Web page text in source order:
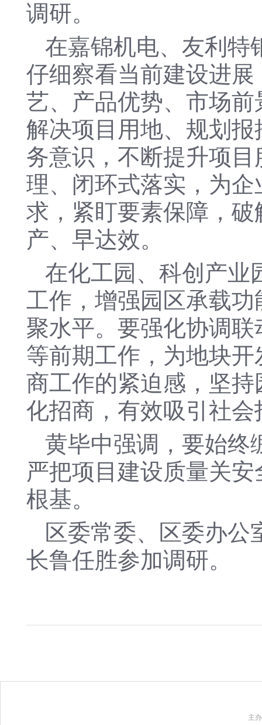
调研。
在嘉锦机电、友利特
仔细察看当前建设进
艺、产品优势、市场
解决项目用地、规划
务意识，不断提升项
理、闭环式落实，为
求，紧盯要素保障，
产、早达效。
在化工园、科创产业
工作，增强园区承载
聚水平。要强化协调
等前期工作，为地块
商工作的紧迫感，坚
化招商，有效吸引社
黄毕中强调，要始终
严把项目建设质量关
根基。
区委常委、区委办公
长鲁任胜参加调研。
主